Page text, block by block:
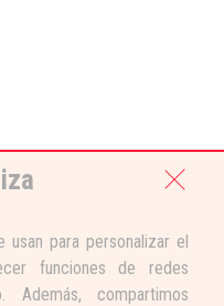
para personalizar el
funciones de redes
compartimos